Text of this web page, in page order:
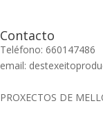
Contacto
Teléfono: 660147486
email:
PROXECTOS DE